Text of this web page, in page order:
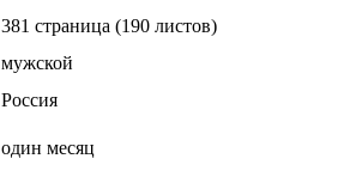
381 страница (190 листов)
мужской
Россия
один месяц